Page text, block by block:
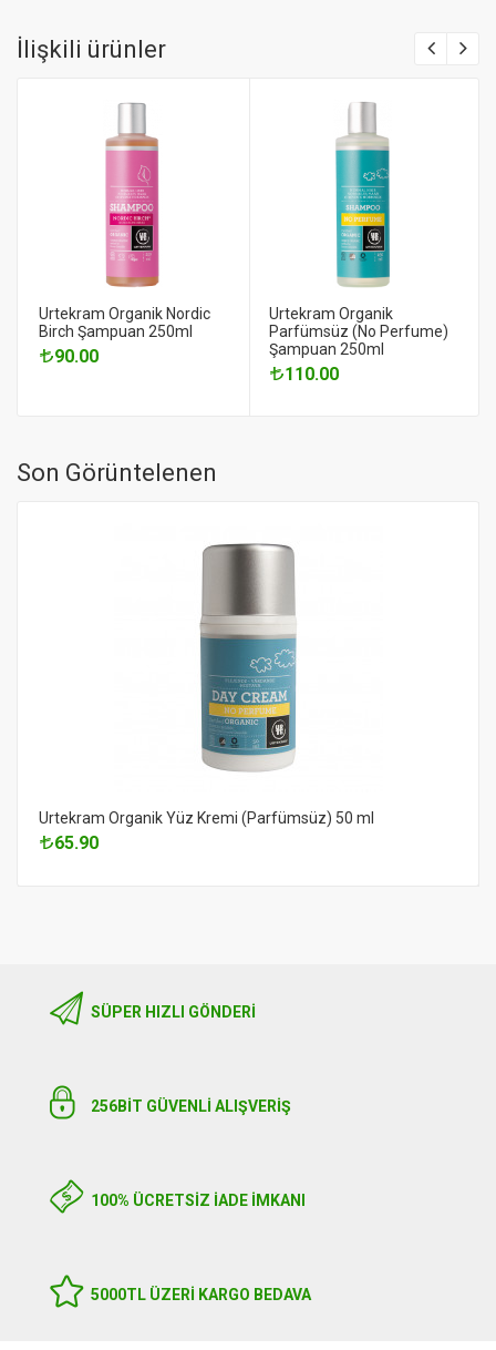
İlişkili ürünler
Urtekram Organik Nordic
Birch Şampuan 250ml
90.00
Urtekram Organik
Parfümsüz (No Perfume)
Şampuan 250ml
110.00
Son Görüntelenen
Urtekram Organik Yüz Kremi (Parfümsüz) 50 ml
65.90
SÜPER HIZLI GÖNDERI
256BIT GÜVENLİ ALIŞVERİŞ
100% ÜCRETSİZ İADE İMKANI
5000TL ÜZERI KARGO BEDAVA